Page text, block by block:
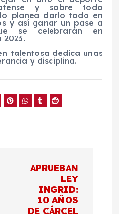
y sobre todo
planea darlo todo en
y así ganar un pase a
se celebrarán en
2023.
talentosa dedica unas
y disciplina.
APRUEBAN
LEY
INGRID:
10 AÑOS
DE CÁRCEL